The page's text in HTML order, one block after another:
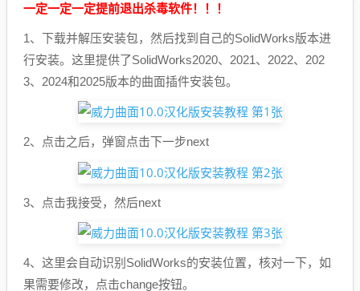
一定一定一定提前退出杀毒软件！！！
1、下载并解压安装包，然后找到自己的SolidWorks版本进
行安装。这里提供了SolidWorks2020、2021、2022、202
3、2024和2025版本的曲面插件安装包。
2、点击之后，弹窗点击下一步next
3、点击我接受，然后next
4、这里会自动识别SolidWorks的安装位置，核对一下，如
果需要修改，点击change按钮。